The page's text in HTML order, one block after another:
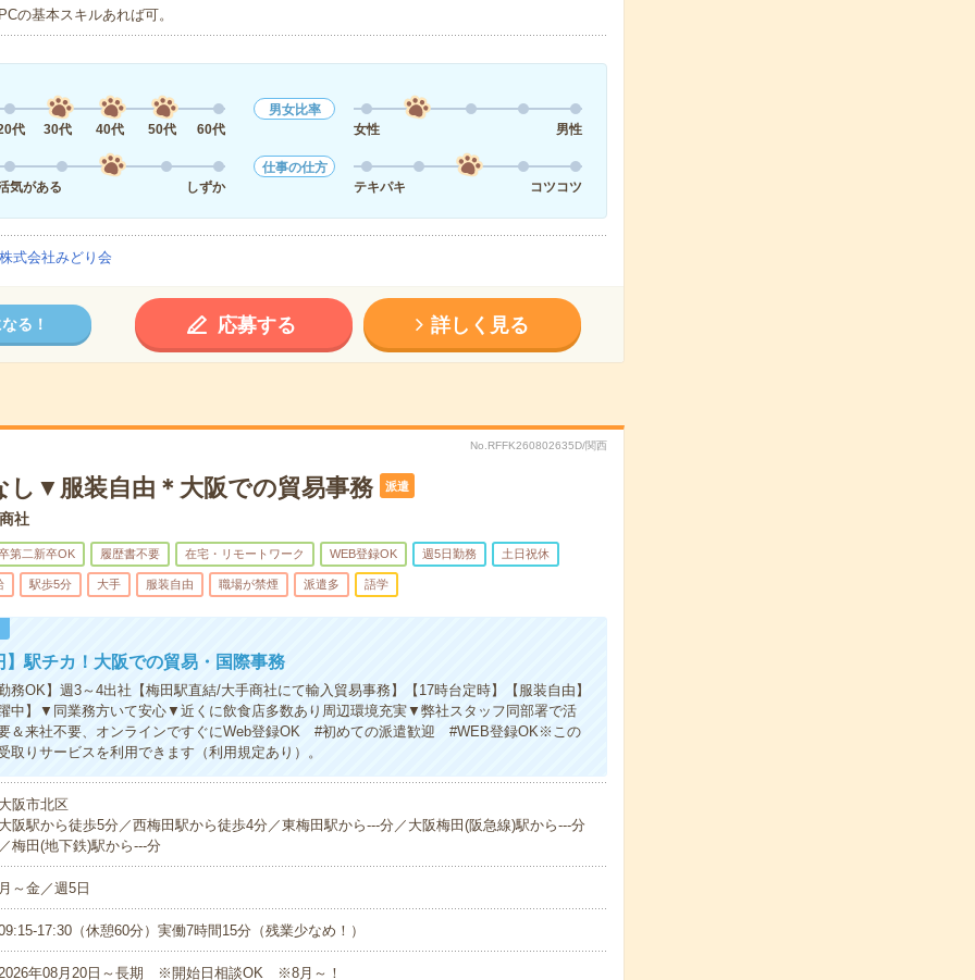
の基本スキルあれば可。
代 30代 40代 50代 60代
男女比率
女性
男性
気がある しずか
仕事の仕方
テキパキ
コツコツ
株式会社みどり会
る！ 応募する 詳しく見る
No.RFFK260802635D/関西
し▼服装自由＊大阪での貿易事務 派遣
社
第二新卒OK 履歴書不要 在宅・リモートワーク WEB登録OK 週5日勤務 土日祝休
駅歩5分 大手 服装自由 職場が禁煙 派遣多 語学
】駅チカ！大阪での貿易・国際事務
務OK】週3～4出社【梅田駅直結/大手商社にて輸入貿易事務】【17時台定時】【服装自由】
中】▼同業務方いて安心▼近くに飲食店多数あり周辺環境充実▼弊社スタッフ同部署で活
＆来社不要、オンラインですぐにWeb登録OK #初めての派遣歓迎 #WEB登録OK※この
取りサービスを利用できます（利用規定あり）。
阪市北区
阪駅から徒歩5分／西梅田駅から徒歩4分／東梅田駅から---分／大阪梅田(阪急線)駅から---分
梅田(地下鉄)駅から---分
～金／週5日
17:30（休憩60分）実働7時間15分（残業少なめ！）
年08月20日～長期 ※開始日相談OK ※8月～！